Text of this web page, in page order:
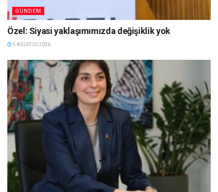
GÜNDEM
Özel: Siyasi yaklaşımımızda değişiklik yok
5 AĞUSTOS 2026